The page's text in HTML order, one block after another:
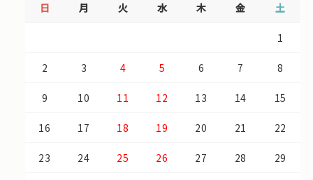
日 月 火 水 木 金 土
1
2 3 4 5 6 7 8
9 10 11 12 13 14 15
16 17 18 19 20 21 22
23 24 25 26 27 28 29